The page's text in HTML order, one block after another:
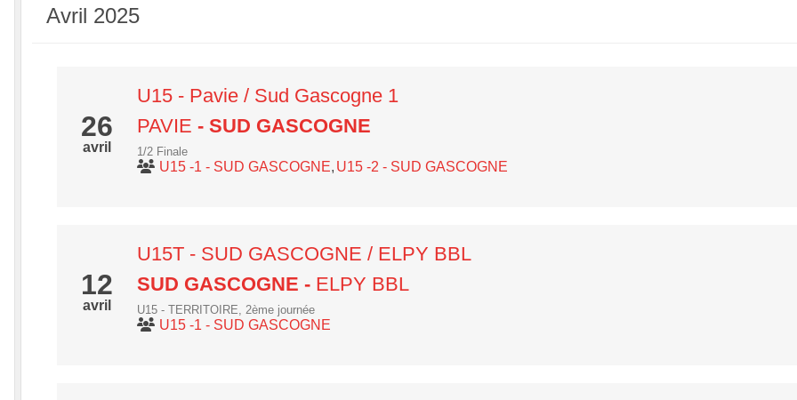
Avril 2025
26
avril
U15 - Pavie / Sud Gascogne 1
PAVIE - SUD GASCOGNE
1/2 Finale
U15 -1 - SUD GASCOGNE U15 -2 - SUD GASCOGNE
12
avril
U15T - SUD GASCOGNE / ELPY BBL
SUD GASCOGNE - ELPY BBL
U15 - TERRITOIRE, 2ème journée
U15 -1 - SUD GASCOGNE